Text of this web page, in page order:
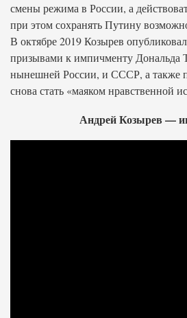
смены режима в России, а
при этом сохранять Путину
В октябре 2019 Козырев
призывами к импичменту Дональда
нынешней России, и СССР, а также
снова стать «маяком нравственной
Андрей Козырев —